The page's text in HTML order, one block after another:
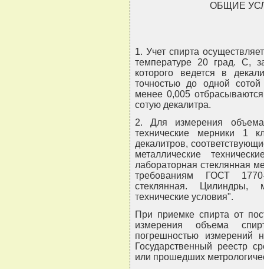
ОБЩИЕ
1. Учет спирта
температуре 20 град. С,
которого ведется в
точностью до одной
менее 0,005
сотую декалитра.
2. Для измерения объема
технические мерники 1
декалитров,
металлические
лабораторная стеклянная
требованиям ГОСТ
стеклянная. Цилиндры,
технические условия".
При приемке спирта от
измерения объема
погрешностью измерений
Государственный реестр
или прошедших